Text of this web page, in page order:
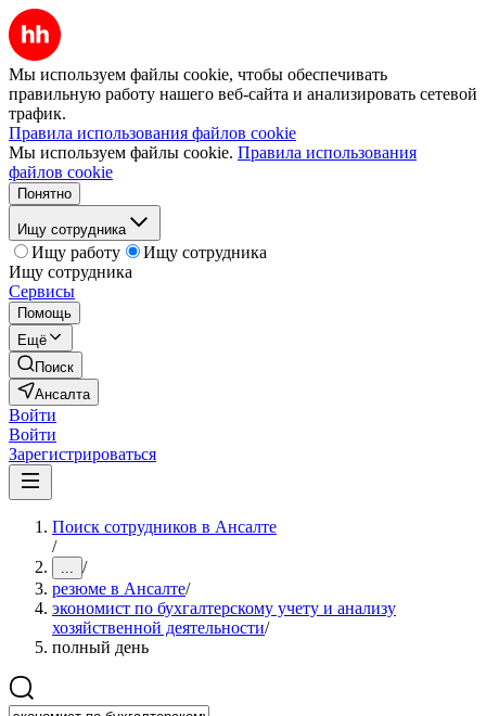
Мы используем файлы cookie, чтобы обеспечивать
правильную работу нашего веб-сайта и анализировать сетевой
трафик.
Правила использования файлов cookie
Мы используем файлы cookie. Правила использования
файлов cookie
Понятно
Ищу сотрудника
Ищу работу
Ищу сотрудника
Ищу сотрудника
Сервисы
Помощь
Ещё
Поиск
Ансалта
Войти
Войти
Зарегистрироваться
Поиск сотрудников в Ансалте
/
... /
резюме в Ансалте/
экономист по бухгалтерскому учету и анализу
хозяйственной деятельности/
полный день